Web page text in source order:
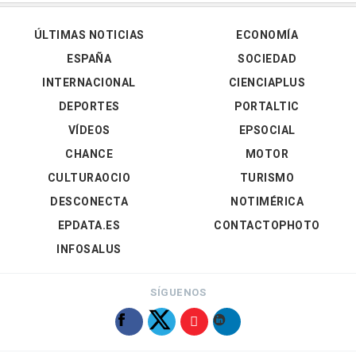
ÚLTIMAS NOTICIAS
ESPAÑA
INTERNACIONAL
DEPORTES
VÍDEOS
ECONOMÍA
SOCIEDAD
CIENCIAPLUS
PORTALTIC
EPSOCIAL
CHANCE
CULTURAOCIO
DESCONECTA
EPDATA.ES
INFOSALUS
MOTOR
TURISMO
NOTIMÉRICA
CONTACTOPHOTO
SÍGUENOS